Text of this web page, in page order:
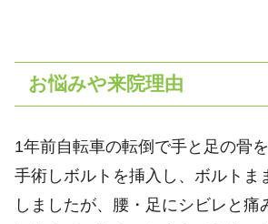
お悩みや来院理由
1年前自転車の転倒で手と足の骨
手術しボルトを挿入し、ボルトま
しましたが、腰・足にシビレと痛